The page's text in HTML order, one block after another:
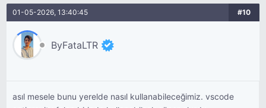
01-05-2026, 13:40:45 #10
ByFataLTR
asıl mesele bunu yerelde nasıl kullanabileceğimiz. vscode